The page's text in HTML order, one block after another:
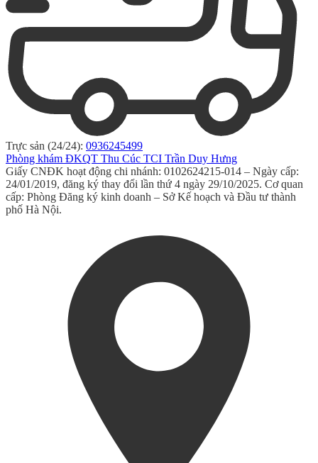
Trực sản (24/24): 0936245499
Phòng khám ĐKQT Thu Cúc TCI Trần Duy Hưng
Giấy CNĐK hoạt động chi nhánh: 0102624215-014 – Ngày cấp:
24/01/2019, đăng ký thay đổi lần thứ 4 ngày 29/10/2025. Cơ quan
cấp: Phòng Đăng ký kinh doanh – Sở Kế hoạch và Đầu tư thành
phố Hà Nội.